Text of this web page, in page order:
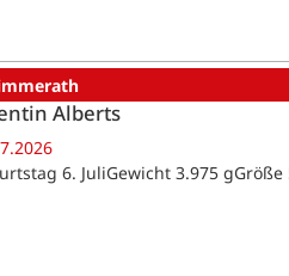
Alberts
6. JuliGewicht 3.975